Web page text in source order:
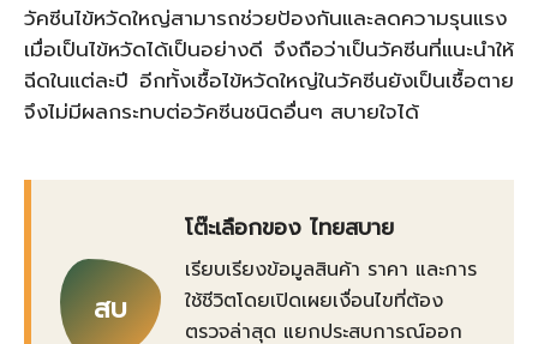
วัคซีนไข้หวัดใหญ่สามารถช่วยป้องกันและลดความรุนแรง
เมื่อเป็นไข้หวัดได้เป็นอย่างดี จึงถือว่าเป็นวัคซีนที่แนะนำให้
ฉีดในแต่ละปี อีกทั้งเชื้อไข้หวัดใหญ่ในวัคซีนยังเป็นเชื้อตาย
จึงไม่มีผลกระทบต่อวัคซีนชนิดอื่นๆ สบายใจได้
สบ
โต๊ะเลือกของ ไทยสบาย
เรียบเรียงข้อมูลสินค้า ราคา และการ
ใช้ชีวิตโดยเปิดเผยเงื่อนไขที่ต้อง
ตรวจล่าสุด แยกประสบการณ์ออก